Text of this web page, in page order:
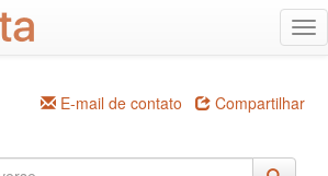
E-mail de contato Compartilhar